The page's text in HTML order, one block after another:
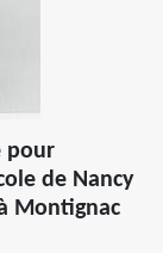
pour
de Nancy
Montignac